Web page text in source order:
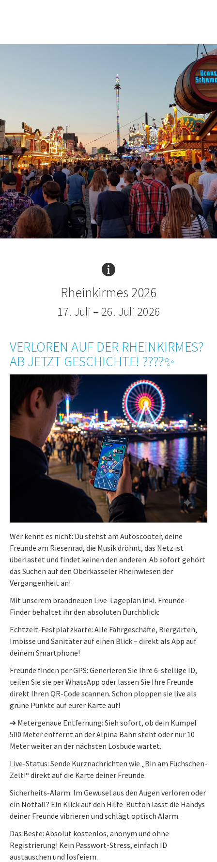
Rheinkirmes 2026
17. Juli – 26. Juli 2026
VERLOREN AUF DER RHEINKIRMES?
AB JETZT GESCHICHTE! ????✨
Wer kennt es nicht: Du stehst am Autoscooter, deine
Freunde am Riesenrad, die Musik dröhnt, das Netz ist
überlastet und findet keinen den anderen. Ab sofort gehört
das Suchen auf den Oberkasseler Rheinwiesen der
Vergangenheit an!
Mit unserem brandneuen Live-Lageplan inkl. Freunde-
Finder behaltet ihr den absoluten Durchblick:
Echtzeit-Festplatzkarte: Alle Fahrgeschäfte, Biergärten,
Imbisse und Sanitäter auf einen Blick – direkt als App auf
deinem Smartphone!
Freunde finden per GPS: Generieren Sie Ihre 6-stellige ID,
teilen Sie sie per WhatsApp oder lassen Sie Ihre Freunde
direkt Ihren QR-Code scannen. Schon ploppen sie live als
grüne Punkte auf eurer Karte auf!
➔ Metergenaue Entfernung: Sieh sofort, ob dein Kumpel
500 Meter entfernt an der Alpina Bahn steht oder nur 10
Meter weiter an der nächsten Losbude wartet.
Live-Status: Sende Kurznachrichten wie „Bin am Füchschen-
Zelt!“ direkt auf die Karte deiner Freunde.
Sicherheits-Alarm: Im Gewusel aus den Augen verloren oder
ein Notfall? Ein Klick auf den Hilfe-Button lässt die Handys
deiner Freunde vibrieren und schlägt optisch Alarm.
Das Beste: Absolut kostenlos, anonym und ohne
Registrierung! Kein Passwort-Stress, einfach ID
austauschen und losfeiern.